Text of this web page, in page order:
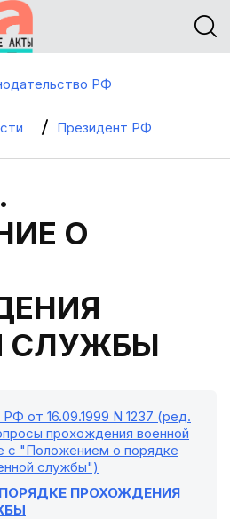
РФ
Президент РФ
О
СЛУЖБЫ
от 16.09.1999 N 1237 (ред.
прохождения военной
с "Положением о порядке
службы")
ПРОХОЖДЕНИЯ